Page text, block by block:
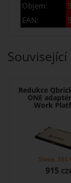
Objem:
EAN:
Redukce
ONE
Work
915
Sleva 163